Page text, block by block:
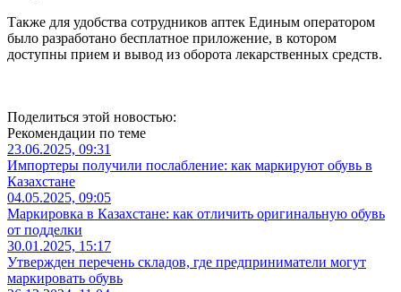
Также для удобства сотрудников аптек Единым оператором
было разработано бесплатное приложение, в котором
доступны прием и вывод из оборота лекарственных средств.
Поделиться этой новостью:
Рекомендации по теме
23.06.2025, 09:31
Импортеры получили послабление: как маркируют обувь в
Казахстане
04.05.2025, 09:05
Маркировка в Казахстане: как отличить оригинальную обувь
от подделки
30.01.2025, 15:17
Утвержден перечень складов, где предприниматели могут
маркировать обувь